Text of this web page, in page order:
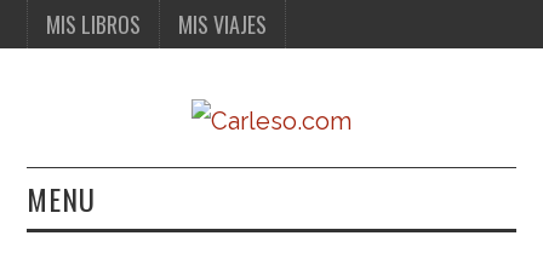
MIS LIBROS MIS VIAJES
MENU